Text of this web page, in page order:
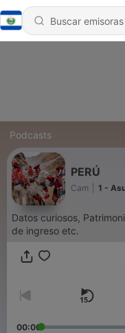
Podcasts
PERÚ
Cam 1 -
Datos curiosos,
de ingreso etc.
00:00